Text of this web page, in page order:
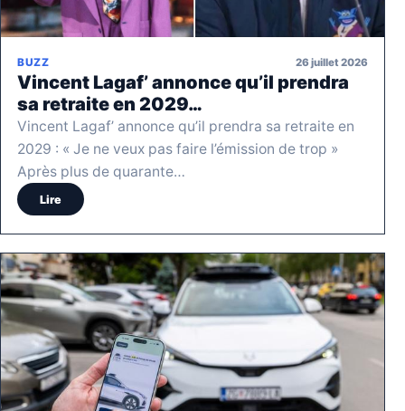
BUZZ 26 juillet 2026
Vincent Lagaf’ annonce qu’il prendra
sa retraite en 2029…
Vincent Lagaf’ annonce qu’il prendra sa retraite en
2029 : « Je ne veux pas faire l’émission de trop »
Après plus de quarante…
Lire